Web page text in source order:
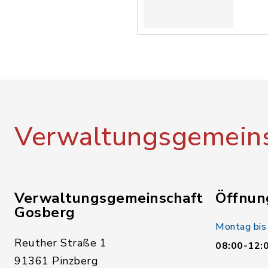
Verwaltungsgemeinschaft
Gosberg
Reuther Straße 1
91361 Pinzberg
Montag
08:00-